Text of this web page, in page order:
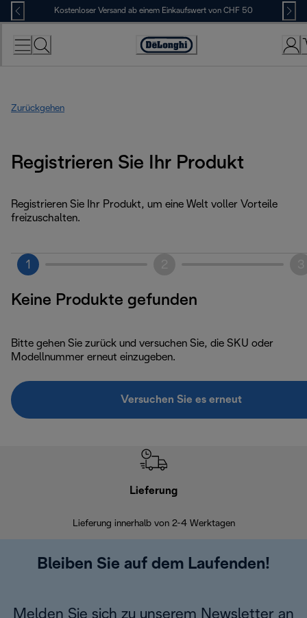
Skip
to
Content
Kostenloser Versand ab einem Einkaufswert von CHF 50
Erklärung
Zurückgehen
Registrieren Sie Ihr Produkt
Registrieren Sie Ihr Produkt, um eine Welt voller Vorteile
freizuschalten.
1
Keine Produkte gefunden
Bitte gehen Sie zurück und versuchen Sie, die SKU oder
Modellnummer erneut einzugeben.
Versuchen Sie es erneut
Lieferung
Lieferung innerhalb von 2-4 Werktagen
Bleiben Sie auf dem Laufenden!
Melden Sie sich zu unserem Newsletter an